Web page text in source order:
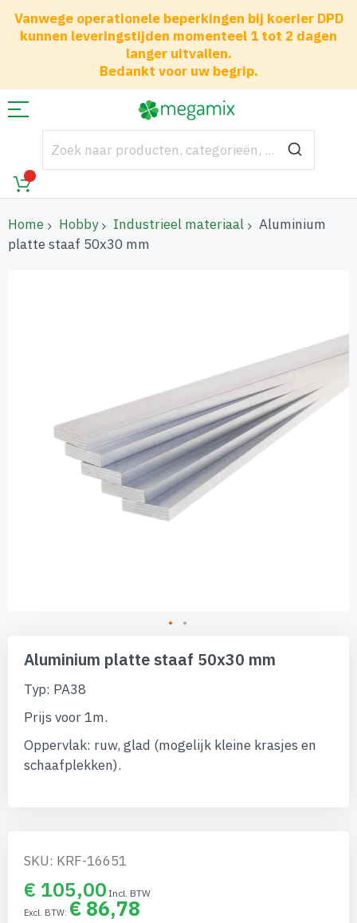
Vanwege operationele beperkingen bij koerier DPD
kunnen leveringstijden momenteel 1 tot 2 dagen
langer uitvallen.
Bedankt voor uw begrip.
Home Hobby Industrieel materiaal
Aluminium
platte staaf 50x30 mm
naar
begin
afbeeldingen-
Aluminium platte staaf 50x30 mm
Typ: PA38
Prijs voor 1m.
Oppervlak: ruw, glad (mogelijk kleine krasjes en
schaafplekken).
SKU: KRF-16651
€ 105,00
€ 86,78